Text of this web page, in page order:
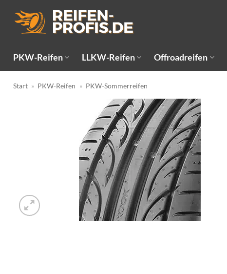
Inhalt
springen
PKW-Reifen LLKW-Reifen Offroadreifen
Start » PKW-Reifen » PKW-Sommerreifen